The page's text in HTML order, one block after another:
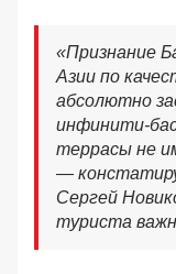
«Признание
Азии по
абсолютно
инфинити-
террасы не
—
Сергей
туриста